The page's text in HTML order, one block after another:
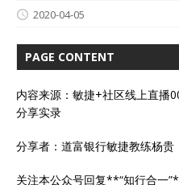
2020-04-05
PAGE CONTENT
内容来源：敏捷+社区线上直播
分享实录
分享者：道富银行敏捷教练杨贵
关注本公众号回复**“知行合一